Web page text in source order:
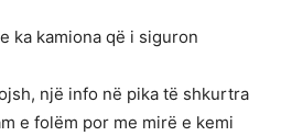
ka kamiona që i siguron
një info në pika të shkurtra
e folëm por me mirë e kemi